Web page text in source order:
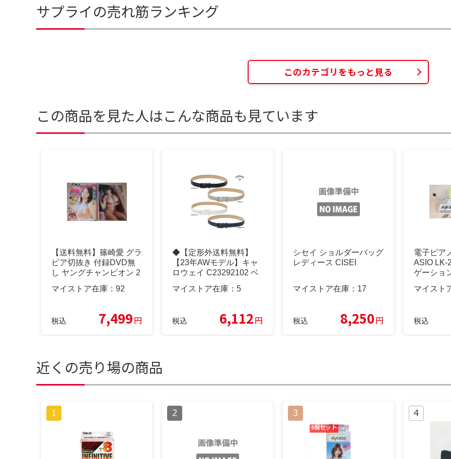
サプライの売れ筋ランキング
このカテゴリをもっと見る
この商品を見た人はこんな商品も見ています
【送料無料】篠崎愛 グラ
ビア切抜き 付録DVD無
し ヤングチャンピオン 2
013年7月23日号 通巻No.
688 富樫あずさ 橋本楓
マイストア在庫： 92
税込 7,499円
◆【定形外送料無料】
【23年AWモデル】キャ
ロウェイ C23292102 ベ
マイストア在庫： 5
税込 6,112円
シセイ ショルダーバッグ
レディース CISEI
マイストア在庫： 17
税込 8,250円
電子ピア
ASIO LK-
ゲーショ
マイスト
税込
近くの売り場の商品